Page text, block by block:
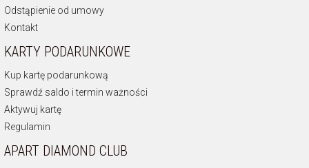
Odstąpienie od umowy
Kontakt
KARTY PODARUNKOWE
Kup kartę podarunkową
Sprawdź saldo i termin ważności
Aktywuj kartę
Regulamin
APART DIAMOND CLUB